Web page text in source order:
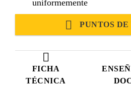
FICHA
TÉCNICA
uniformemente
PUNTOS